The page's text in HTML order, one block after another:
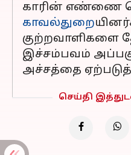
காரின் எண்ணை
காவல்துறை
குற்றவாளிகளை
இச்சம்பவம்
அச்சத்தை
செய்தி